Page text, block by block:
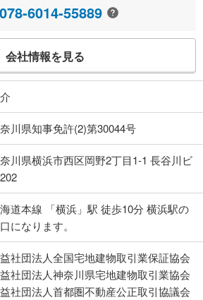
6014-55889
会社情報を見る
川県知事免許(2)第30044号
川県横浜市西区岡野2丁目1-1 長谷川ビ
道本線 「横浜」駅 徒歩10分 横浜駅の
になります。
社団法人全国宅地建物取引業保証協会
社団法人神奈川県宅地建物取引業協会
社団法人首都圏不動産公正取引協議会